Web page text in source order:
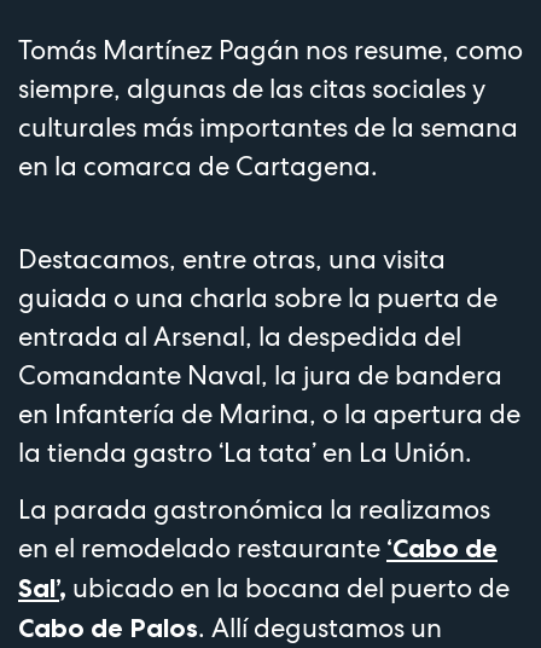
Tomás Martínez Pagán nos resume, como
siempre, algunas de las citas sociales y
culturales más importantes de la semana
en la comarca de Cartagena.
Destacamos, entre otras, una visita
guiada o una charla sobre la puerta de
entrada al Arsenal, la despedida del
Comandante Naval, la jura de bandera
en Infantería de Marina, o la apertura de
la tienda gastro ‘La tata’ en La Unión.
La parada gastronómica la realizamos
en el remodelado restaurante ‘Cabo de
Sal’, ubicado en la bocana del puerto de
Cabo de Palos. Allí degustamos un